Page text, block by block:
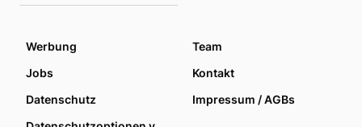
Werbung
Team
Jobs
Kontakt
Datenschutz
Impressum / AGBs